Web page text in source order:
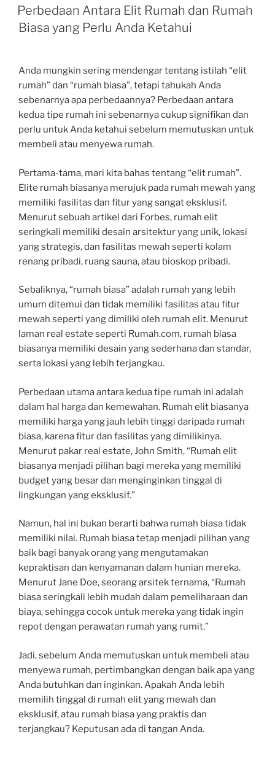
ON
Perbedaan Antara Elit Rumah dan Rumah
Biasa yang Perlu Anda Ketahui
Anda mungkin sering mendengar tentang istilah “elit
rumah” dan “rumah biasa”, tetapi tahukah Anda
sebenarnya apa perbedaannya? Perbedaan antara
kedua tipe rumah ini sebenarnya cukup signifikan dan
perlu untuk Anda ketahui sebelum memutuskan untuk
membeli atau menyewa rumah.
Pertama-tama, mari kita bahas tentang “elit rumah”.
Elite rumah biasanya merujuk pada rumah mewah yang
memiliki fasilitas dan fitur yang sangat eksklusif.
Menurut sebuah artikel dari Forbes, rumah elit
seringkali memiliki desain arsitektur yang unik, lokasi
yang strategis, dan fasilitas mewah seperti kolam
renang pribadi, ruang sauna, atau bioskop pribadi.
Sebaliknya, “rumah biasa” adalah rumah yang lebih
umum ditemui dan tidak memiliki fasilitas atau fitur
mewah seperti yang dimiliki oleh rumah elit. Menurut
laman real estate seperti Rumah.com, rumah biasa
biasanya memiliki desain yang sederhana dan standar,
serta lokasi yang lebih terjangkau.
Perbedaan utama antara kedua tipe rumah ini adalah
dalam hal harga dan kemewahan. Rumah elit biasanya
memiliki harga yang jauh lebih tinggi daripada rumah
biasa, karena fitur dan fasilitas yang dimilikinya.
Menurut pakar real estate, John Smith, “Rumah elit
biasanya menjadi pilihan bagi mereka yang memiliki
budget yang besar dan menginginkan tinggal di
lingkungan yang eksklusif.”
Namun, hal ini bukan berarti bahwa rumah biasa tidak
memiliki nilai. Rumah biasa tetap menjadi pilihan yang
baik bagi banyak orang yang mengutamakan
kepraktisan dan kenyamanan dalam hunian mereka.
Menurut Jane Doe, seorang arsitek ternama, “Rumah
biasa seringkali lebih mudah dalam pemeliharaan dan
biaya, sehingga cocok untuk mereka yang tidak ingin
repot dengan perawatan rumah yang rumit.”
Jadi, sebelum Anda memutuskan untuk membeli atau
menyewa rumah, pertimbangkan dengan baik apa yang
Anda butuhkan dan inginkan. Apakah Anda lebih
memilih tinggal di rumah elit yang mewah dan
eksklusif, atau rumah biasa yang praktis dan
terjangkau? Keputusan ada di tangan Anda.